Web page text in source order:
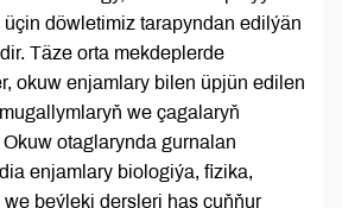
döwletimiz tarapyndan edilýän
Täze orta mekdeplerde
okuw enjamlary bilen üpjün edilen
we çagalaryň
otaglarynda gurnalan
enjamlary biologiýa, fizika,
beýleki dersleri has çuňňur